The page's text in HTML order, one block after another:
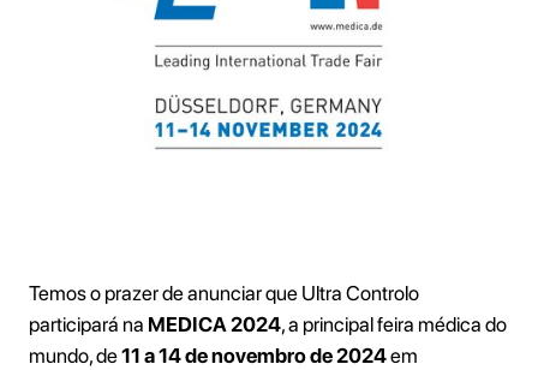
Temos o prazer de anunciar que Ultra Controlo
participará na MEDICA 2024, a principal feira médica do
mundo, de11 a 14 de novembro de 2024em